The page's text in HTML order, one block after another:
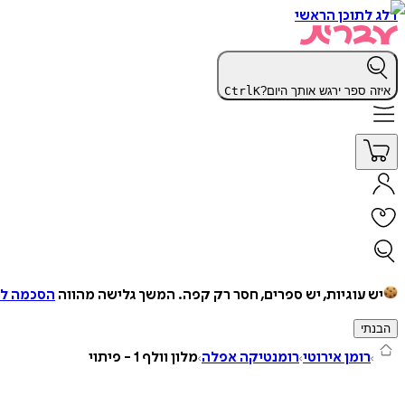
דלג לתוכן הראשי
איזה ספר ירגש אותך היום? CtrlK
יש עוגיות, יש ספרים, חסר רק קפה. המשך גלישה מהווה הסכמה
הבנתי
רומן אירוטי רומנטיקה אפלה מלון וולף 1 - פיתוי